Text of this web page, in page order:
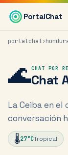
Saltar al
PortalChat
portalchat›
🌊CHAT POR
Chat
La Ceiba en
conversación
🌡️27°CTropical